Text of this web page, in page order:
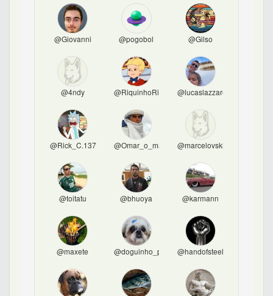
@Giovanni @pogobol @Gilso
@4ndy @RiquinhoRico @lucaslazzaretti
@Rick_C.137 @Omar_o_magnifico@marcelovski
@toitatu @bhuoya @karmann
@maxete @doguinho_panqueca@handofsteel